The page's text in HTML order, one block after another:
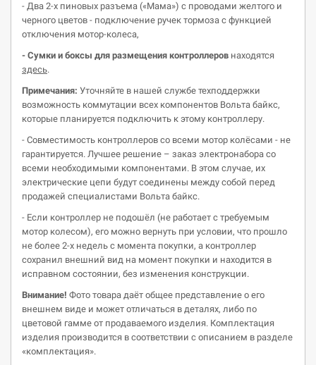
- Два 2-х пиновых разъема («Мама») с проводами желтого и
черного цветов - подключение ручек тормоза с функцией
отключения мотор-колеса,
- Сумки и боксы для размещения контроллеров находятся
здесь.
Примечания: Уточняйте в нашей службе техподдержки
возможность коммутации всех компонентов Вольта байкс,
которые планируется подключить к этому контроллеру.
- Совместимость контроллеров со всеми мотор колёсами - не
гарантируется. Лучшее решение – заказ электронабора со
всеми необходимыми компонентами. В этом случае, их
электрические цепи будут соединены между собой перед
продажей специалистами Вольта байкс.
- Если контроллер не подошёл (не работает с требуемым
мотор колесом), его можно вернуть при условии, что прошло
не более 2-х недель с момента покупки, а контроллер
сохранил внешний вид на момент покупки и находится в
исправном состоянии, без изменения конструкции.
Внимание! Фото товара даёт общее представление о его
внешнем виде и может отличаться в деталях, либо по
цветовой гамме от продаваемого изделия. Комплектация
изделия производится в соответствии с описанием в разделе
«комплектация».